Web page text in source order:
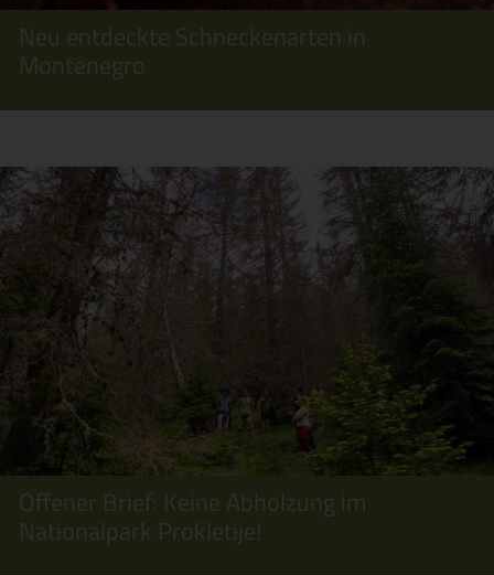
Neu entdeckte Schneckenarten in
Montenegro
Offener Brief: Keine Abholzung im
Nationalpark Prokletije!